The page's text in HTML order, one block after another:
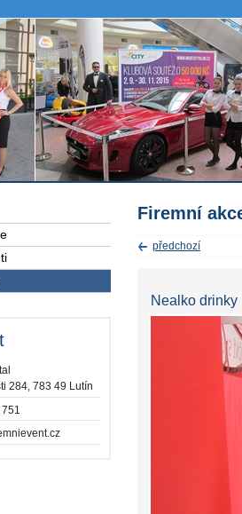
Firemní
předchozí
Nealko drinky
284, 783 49 Lutín